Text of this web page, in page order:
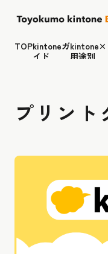
TOPkintoneガ
イド
kintone×
用途別
プリント